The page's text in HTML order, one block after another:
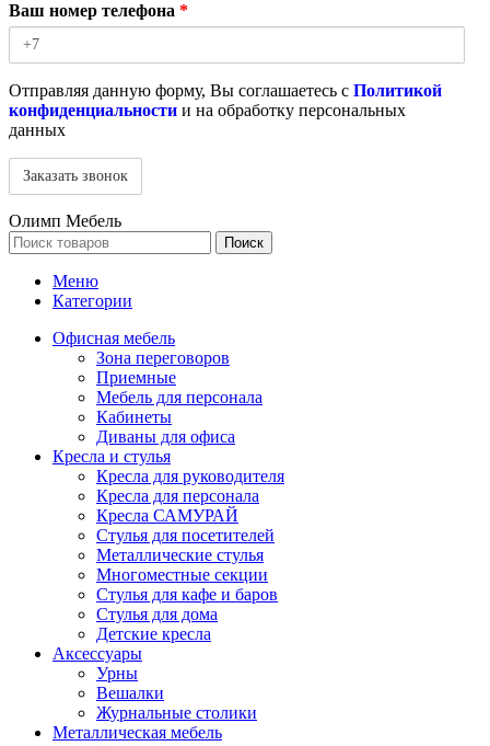
Ваш номер телефона *
Отправляя данную форму, Вы соглашаетесь с Политикой
конфиденциальности и на обработку персональных
данных
Олимп Мебель
Поиск
Меню
Категории
Офисная мебель
Зона переговоров
Приемные
Мебель для персонала
Кабинеты
Диваны для офиса
Кресла и стулья
Кресла для руководителя
Кресла для персонала
Кресла САМУРАЙ
Стулья для посетителей
Металлические стулья
Многоместные секции
Стулья для кафе и баров
Стулья для дома
Детские кресла
Аксессуары
Урны
Вешалки
Журнальные столики
Металлическая мебель